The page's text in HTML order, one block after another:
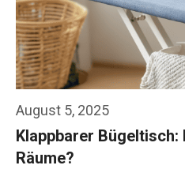
August 5, 2025
Klappbarer
Räume?